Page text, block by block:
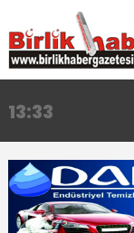
13:33
17:15
16:00
8:23